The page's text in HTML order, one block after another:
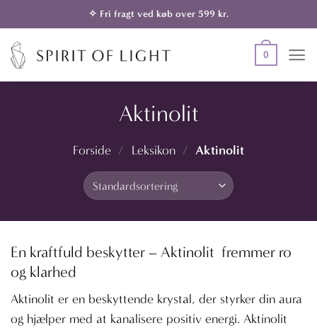
til
indhold
✧ Fri fragt ved køb over 599 kr.
0
Aktinolit
Forside / Leksikon / Aktinolit
En kraftfuld beskytter – Aktinolit fremmer ro
og klarhed
Aktinolit er en beskyttende krystal, der styrker din aura
og hjælper med at kanalisere positiv energi. Aktinolit